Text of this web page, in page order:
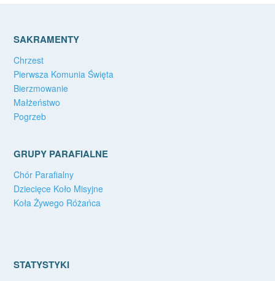
SAKRAMENTY
Chrzest
Pierwsza Komunia Święta
Bierzmowanie
Małżeństwo
Pogrzeb
GRUPY PARAFIALNE
Chór Parafialny
Dziecięce Koło Misyjne
Koła Żywego Różańca
STATYSTYKI